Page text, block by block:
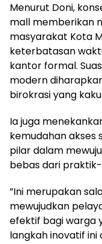
​Menurut Doni,
mall memberikan
masyarakat Kota
keterbatasan
kantor formal.
modern
birokrasi yang kaku.
​Ia juga
kemudahan akses
pilar dalam
bebas dari
​”Ini merupakan
mewujudkan
efektif bagi warga
langkah inovatif